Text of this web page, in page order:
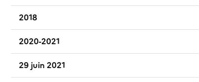
2018
2020-2021
29 juin 2021